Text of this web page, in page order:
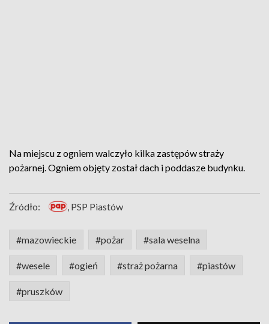
Na miejscu z ogniem walczyło kilka zastępów straży
pożarnej. Ogniem objęty został dach i poddasze budynku.
Źródło: , PSP Piastów
#mazowieckie #pożar #sala weselna
#wesele #ogień #straż pożarna #piastów
#pruszków